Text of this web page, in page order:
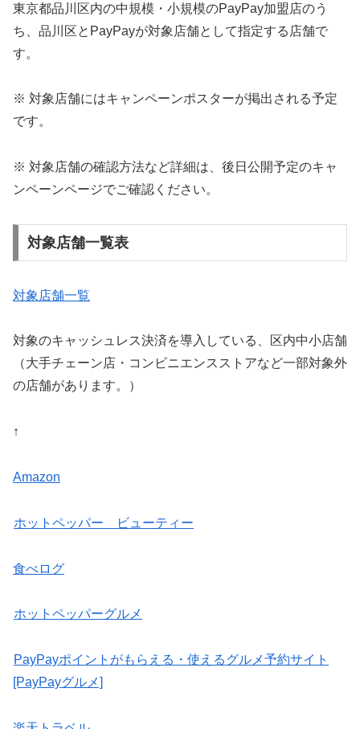
東京都品川区内の中規模・小規模のPayPay加盟店のう
ち、品川区とPayPayが対象店舗として指定する店舗で
す。
※ 対象店舗にはキャンペーンポスターが掲出される予定
です。
※ 対象店舗の確認方法など詳細は、後日公開予定のキャ
ンペーンページでご確認ください。
対象店舗一覧表
対象店舗一覧
対象のキャッシュレス決済を導入している、区内中小店舗
（大手チェーン店・コンビニエンスストアなど一部対象外
の店舗があります。）
↑
Amazon
ホットペッパー ビューティー
食べログ
ホットペッパーグルメ
PayPayポイントがもらえる・使えるグルメ予約サイト
[PayPayグルメ]